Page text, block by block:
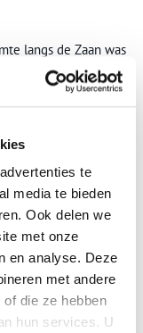
te
media te bieden
Ook delen we
met onze
en analyse. Deze
met andere
die ze hebben
hun services. U
langs de Zaan was
aan de overkant van
door de behouden
met referenties aan